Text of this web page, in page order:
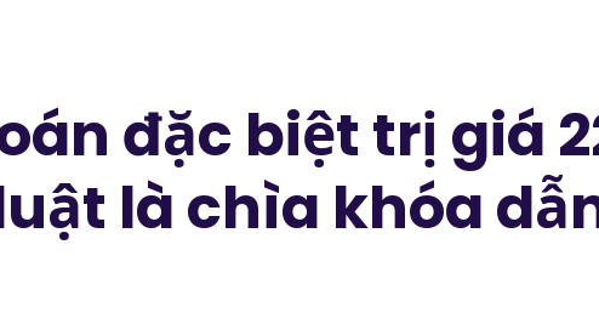
Hội thảo
Podcasts
Glossary
đặc biệt trị giá
là chìa khóa